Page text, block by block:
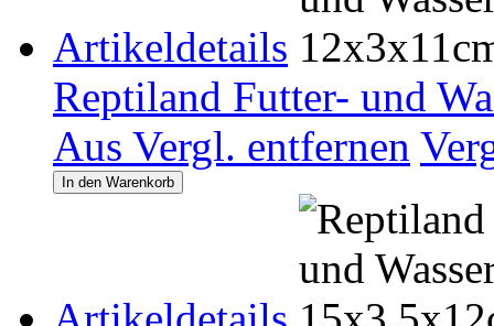
Artikeldetails
Reptiland Futter- und
Aus Vergl. entfernen
In den Warenkorb